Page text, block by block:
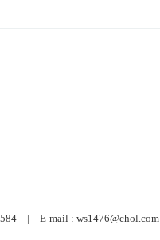
| E-mail : ws1476@chol.com